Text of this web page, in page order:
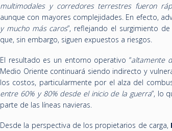
multimodales y corredores terrestres fueron
aunque con mayores complejidades. En efecto,
y mucho más caros”, reflejando el surgimiento
que, sin embargo, siguen expuestos a riesgos.
El resultado es un entorno operativo “altamente
Medio Oriente continuará siendo indirecto y
los costos, particularmente por el alza del
entre 60% y 80% desde el inicio de la guerra”, lo
parte de las líneas navieras.
Desde la perspectiva de los propietarios de carga,